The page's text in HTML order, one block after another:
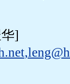
]
,